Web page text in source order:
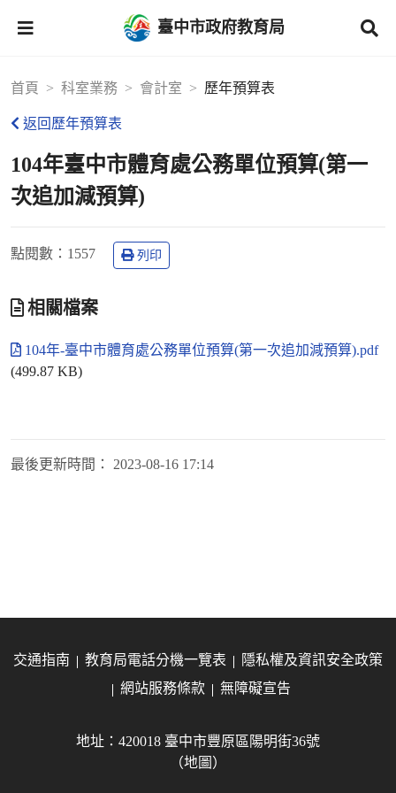
臺中市政府教育局
首頁 科室業務 會計室 歷年預算表
返回歷年預算表
104年臺中市體育處公務單位預算(第一
次追加減預算)
點閱數 ：1557 列印
相關檔案
104年-臺中市體育處公務單位預算(第一次追加減預算).pdf
(499.87 KB)
最後更新時間： 2023-08-16 17:14
交通指南 教育局電話分機一覽表
隱私權及資訊安全政策
網站服務條款
無障礙宣告
地址：420018 臺中市豐原區陽明街36號
（地圖）